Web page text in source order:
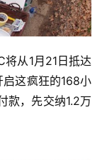
从1月21日抵达
这疯狂的168小
款，先交纳1.2万